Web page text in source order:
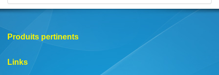
Produits pertinents
Links